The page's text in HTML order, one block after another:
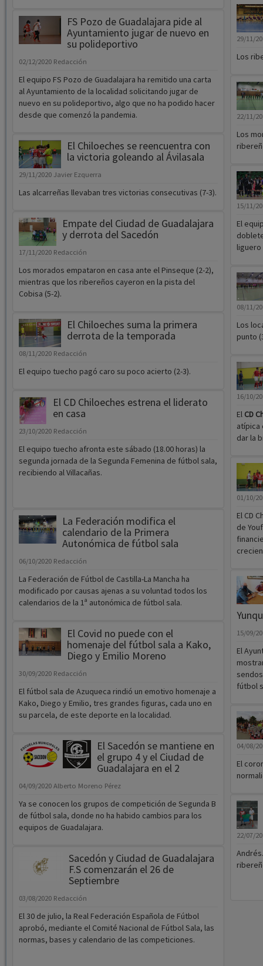
FS Pozo de Guadalajara pide al
Ayuntamiento jugar de nuevo en
su polideportivo
02/12/2020 Redacción
El equipo FS Pozo de Guadalajara ha remitido una carta
al Ayuntamiento de la localidad solicitando jugar de
nuevo en su polideportivo, algo que no ha podido hacer
desde que comenzó la pandemia.
El Chiloeches se reencuentra con
la victoria goleando al Ávilasala
29/11/2020 Javier Ezquerra
Las alcarreñas llevaban tres victorias consecutivas (7-3).
Empate del Ciudad de Guadalajara
y derrota del Sacedón
17/11/2020 Redacción
Los morados empataron en casa ante el Pinseque (2-2),
mientras que los ribereños cayeron en la pista del
Cobisa (5-2).
El Chiloeches suma la primera
derrota de la temporada
08/11/2020 Redacción
El equipo tuecho pagó caro su poco acierto (2-3).
El CD Chiloeches estrena el liderato
en casa
23/10/2020 Redacción
El equipo tuecho afronta este sábado (18.00 horas) la
segunda jornada de la Segunda Femenina de fútbol sala,
recibiendo al Villacañas.
La Federación modifica el
calendario de la Primera
Autonómica de fútbol sala
06/10/2020 Redacción
La Federación de Fútbol de Castilla-La Mancha ha
modificado por causas ajenas a su voluntad todos los
calendarios de la 1ª autonómica de fútbol sala.
El Covid no puede con el
homenaje del fútbol sala a Kako,
Diego y Emilio Moreno
30/09/2020 Redacción
El fútbol sala de Azuqueca rindió un emotivo homenaje a
Kako, Diego y Emilio, tres grandes figuras, cada uno en
su parcela, de este deporte en la localidad.
El Sacedón se mantiene en
el grupo 4 y el Ciudad de
Guadalajara en el 2
04/09/2020 Alberto Moreno Pérez
Ya se conocen los grupos de competición de Segunda B
de fútbol sala, donde no ha habido cambios para los
equipos de Guadalajara.
Sacedón y Ciudad de Guadalajara
F.S comenzarán el 26 de
Septiembre
03/08/2020 Redacción
El 30 de julio, la Real Federación Española de Fútbol
aprobó, mediante el Comité Nacional de Fútbol Sala, las
normas, bases y calendario de las competiciones.
29/11/
Los
22/11/
Los
15/11/
El
08/11/
Los
punto
16/10/
El CD
atípica
dar la
01/10/
El CD
de
15/09/
El
fútbol
04/08/
El
22/07/